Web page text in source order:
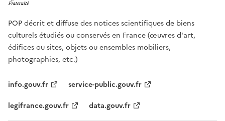
POP décrit et diffuse des notices scientifiques de biens
culturels étudiés ou conservés en France (œuvres d'art,
édifices ou sites, objets ou ensembles mobiliers,
photographies, etc.)
info.gouv.fr
service-public.gouv.fr
legifrance.gouv.fr
data.gouv.fr